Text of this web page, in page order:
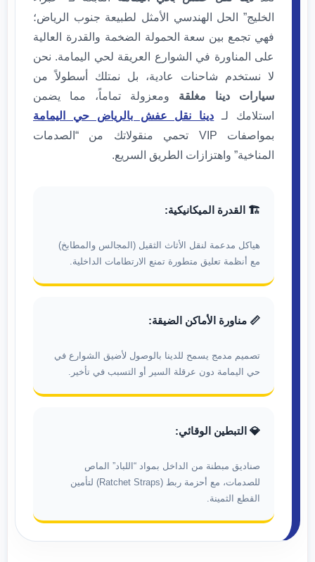
الخليج” الحل الهندسي الأمثل لطبيعة جنوب الرياض؛
فهي تجمع بين سعة الحمولة الضخمة والقدرة العالية
على المناورة في الشوارع العريقة لحي اليمامة. نحن
لا نستخدم شاحنات عادية، بل نمتلك أسطولاً من
سيارات دينا مغلقة ومعزولة تماماً، مما يضمن
استلامك لـ دينا نقل عفش بالرياض حي اليمامة
بمواصفات VIP تحمي منقولاتك من “الصدمات
المناخية” واهتزازات الطريق السريع.
🏗️ القدرة الميكانيكية:
هياكل مدعمة لنقل الأثاث الثقيل (المجالس والمطابخ)
مع أنظمة تعليق متطورة تمنع الارتطامات الداخلية.
📏 مناورة الأماكن الضيقة:
تصميم مدمج يسمح للدينا بالوصول لأضيق الشوارع في
حي اليمامة دون عرقلة السير أو التسبب في تأخير.
💎 التبطين الوقائي:
صناديق مبطنة من الداخل بمواد “اللباد” الماص
للصدمات، مع أحزمة ربط (Ratchet Straps) لتأمين
القطع الثمينة.